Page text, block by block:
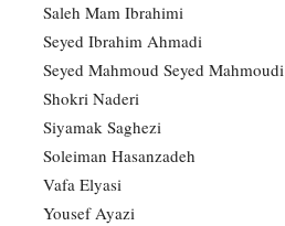
Saleh Mam Ibrahimi
Seyed Ibrahim Ahmadi
Seyed Mahmoud Seyed Mahmoudi
Shokri Naderi
Siyamak Saghezi
Soleiman Hasanzadeh
Vafa Elyasi
Yousef Ayazi